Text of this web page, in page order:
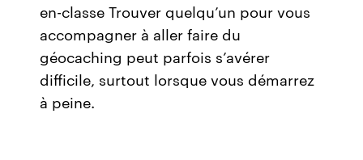
en-classe Trouver quelqu’un pour vous
accompagner à aller faire du
géocaching peut parfois s’avérer
difficile, surtout lorsque vous démarrez
à peine.